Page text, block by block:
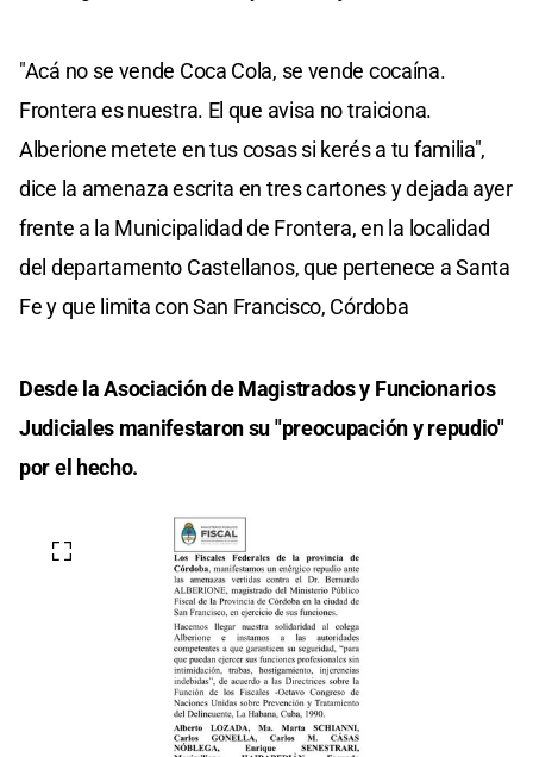
"Acá no se vende Coca Cola, se vende cocaína.
Frontera es nuestra. El que avisa no traiciona.
Alberione metete en tus cosas si kerés a tu familia",
dice la amenaza escrita en tres cartones y dejada ayer
frente a la Municipalidad de Frontera, en la localidad
del departamento Castellanos, que pertenece a Santa
Fe y que limita con San Francisco, Córdoba
Desde la Asociación de Magistrados y Funcionarios
Judiciales manifestaron su "preocupación y repudio"
por el hecho.